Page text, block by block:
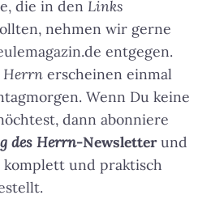
die in den Links
nehmen wir gerne
entgegen.
Herrn erscheinen einmal
Wenn Du keine
dann abonniere
des Herrn-Newsletterund
und praktisch